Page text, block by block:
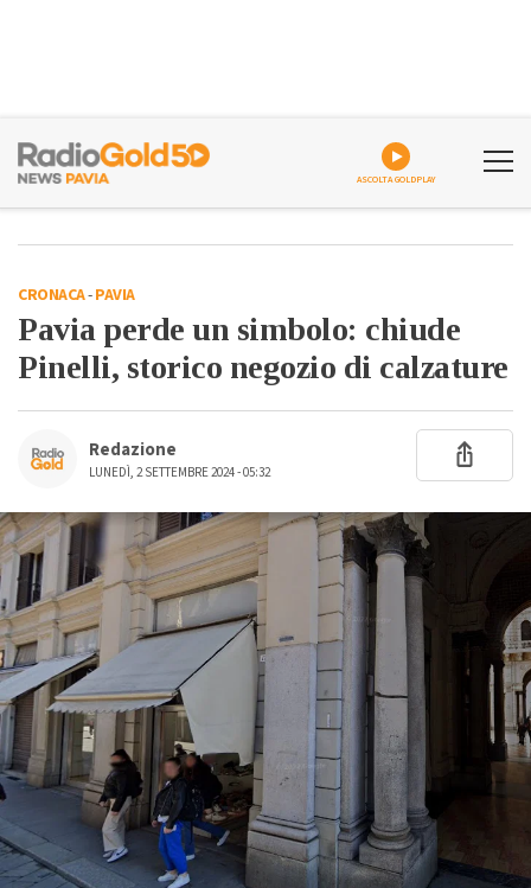
ASCOLTA GOLDPLAY
CRONACA-PAVIA
Pavia perde un simbolo: chiude
Pinelli, storico negozio di calzature
Redazione
LUNEDÌ, 2 SETTEMBRE 2024 - 05:32